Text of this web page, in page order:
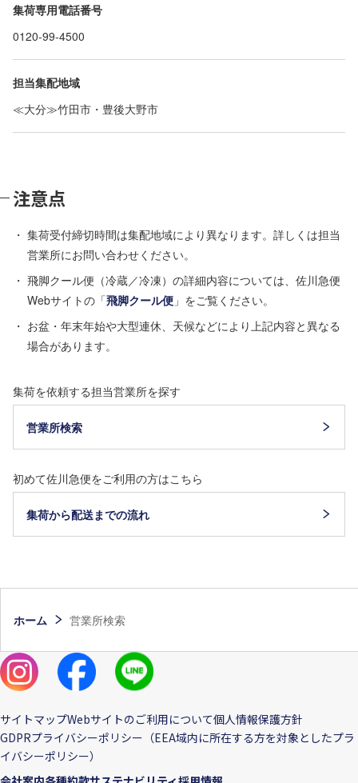
集荷専用電話番号
0120-99-4500
担当集配地域
≪大分≫竹田市・豊後大野市
注意点
集荷受付締切時間は集配地域により異なります。詳しくは担当
営業所にお問い合わせください。
飛脚クール便（冷蔵／冷凍）の詳細内容については、佐川急便
Webサイトの「飛脚クール便」をご覧ください。
お盆・年末年始や大型連休、天候などにより上記内容と異なる
場合があります。
集荷を依頼する担当営業所を探す
営業所検索
初めて佐川急便をご利用の方はこちら
集荷から配送までの流れ
ホーム 営業所検索
サイトマップWebサイトのご利用について個人情報保護方針
GDPRプライバシーポリシー（EEA域内に所在する方を対象としたプラ
イバシーポリシー）